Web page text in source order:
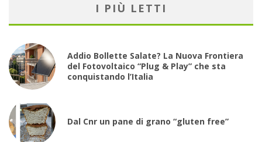
I PIÙ LETTI
Addio Bollette Salate? La Nuova Frontiera
del Fotovoltaico “Plug & Play” che sta
conquistando l’Italia
Dal Cnr un pane di grano “gluten free”